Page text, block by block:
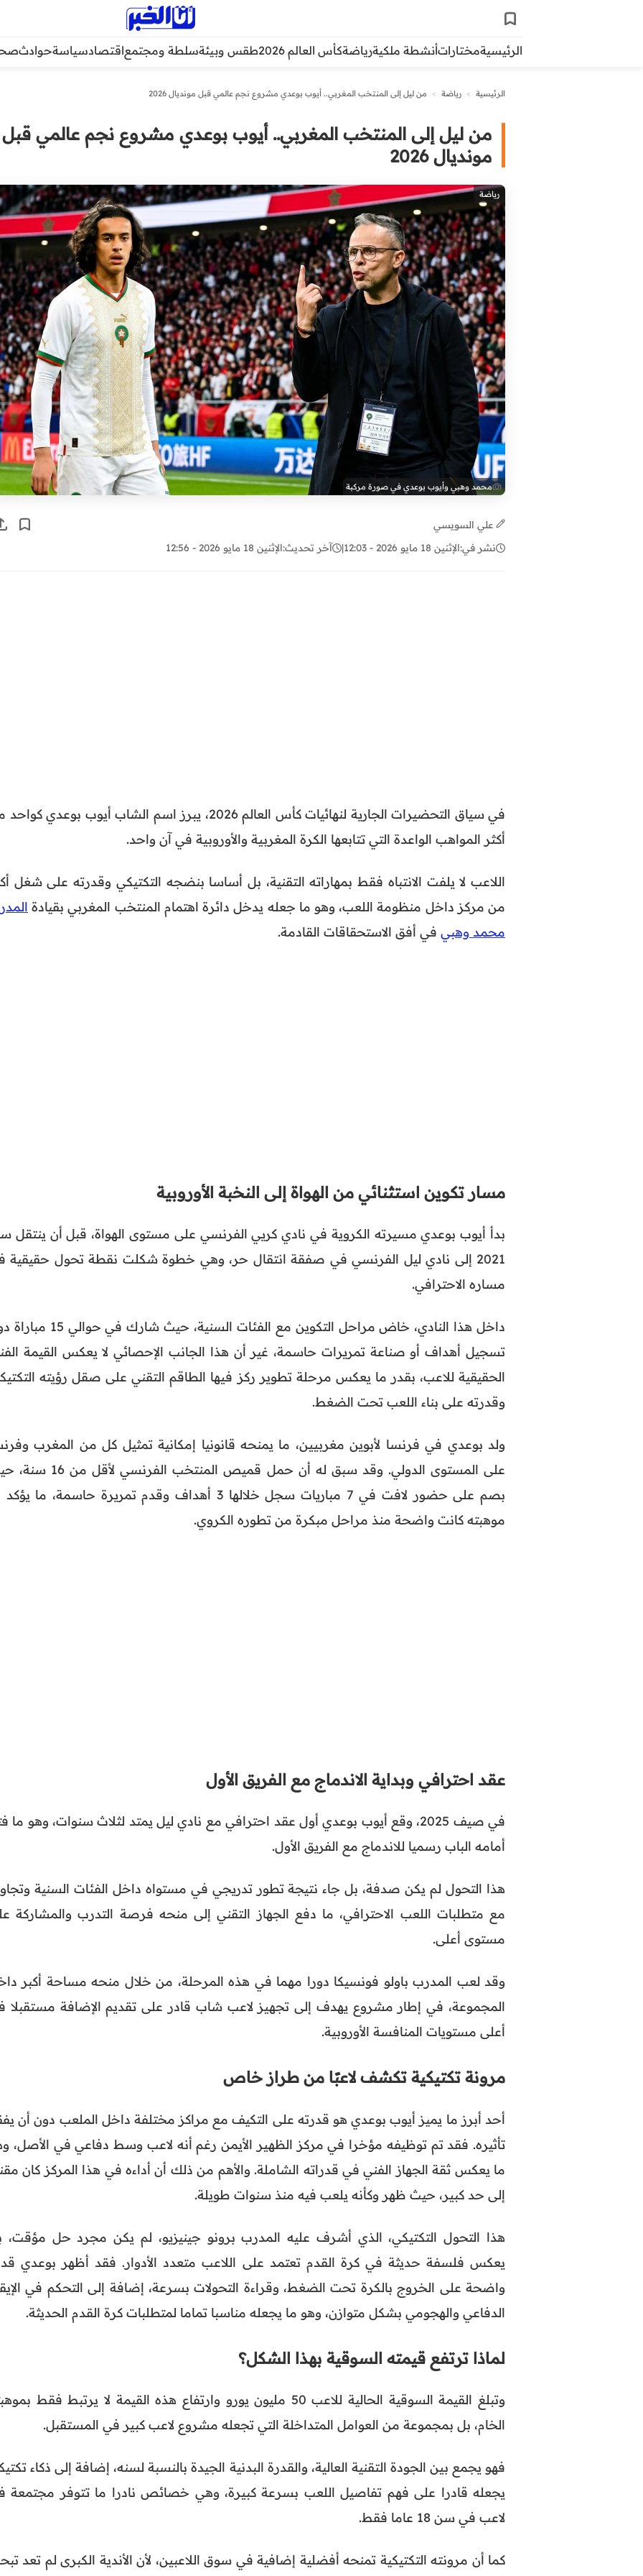
الرئيسيةمختاراتأنشطة ملكيةرياضةكأس العالم 2026 طقس وبيئةسلطة ومجتمعاقتصادسياسةحوادث
الرئيسية > رياضة > من ليل إلى المنتخب المغربي.. أيوب بوعدي مشروع نجم عالمي قبل مونديال 2026
من ليل إلى المنتخب المغربي.. أيوب بوعدي مشروع نجم عالمي قبل
مونديال 2026
رياضة
محمد وهبي وأيوب بوعدي في صورة مركبة
علي السويسي
نشر في:الإثنين 18 مايو 2026 - 12:03 | آخر تحديث:الإثنين 18 مايو 2026 - 12:56
في سياق التحضيرات الجارية لنهائيات كأس العالم 2026، يبرز اسم الشاب أيوب بوعدي
أكثر المواهب الواعدة التي تتابعها الكرة المغربية والأوروبية في آن واحد.
اللاعب لا يلفت الانتباه فقط بمهاراته التقنية، بل أساسا بنضجه التكتيكي وقدرته على شغل
من مركز داخل منظومة اللعب، وهو ما جعله يدخل دائرة اهتمام المنتخب المغربي بقيادة
محمد وهبي في أفق الاستحقاقات القادمة.
مسار تكوين استثنائي من الهواة إلى النخبة الأوروبية
بدأ أيوب بوعدي مسيرته الكروية في نادي كريي الفرنسي على مستوى الهواة، قبل أن ينتقل
2021 إلى نادي ليل الفرنسي في صفقة انتقال حر، وهي خطوة شكلت نقطة تحول حقيقية
مساره الاحترافي.
داخل هذا النادي، خاض مراحل التكوين مع الفئات السنية، حيث شارك
تسجيل أهداف أو صناعة تمريرات حاسمة، غير أن هذا الجانب الإحصائي لا يعكس القيمة
الحقيقية للاعب، بقدر ما يعكس مرحلة تطوير ركز فيها الطاقم التقني على صقل رؤيته
وقدرته على بناء اللعب تحت الضغط.
ولد بوعدي في فرنسا لأبوين مغربيين، ما يمنحه قانونيا إمكانية تمثيل كل من المغرب
على المستوى الدولي. وقد سبق له أن حمل قميص المنتخب الفرنسي
بصم على حضور لافت في 7 مباريات سجل خلالها 3 أهداف وقدم تمريرة حاسمة، ما
موهبته كانت واضحة منذ مراحل مبكرة من تطوره الكروي.
عقد احترافي وبداية الاندماج مع الفريق الأول
في صيف 2025، وقع أيوب بوعدي أول عقد احترافي مع نادي ليل يمتد لثلاث سنوات، وهو ما
أمامه الباب رسميا للاندماج مع الفريق الأول.
هذا التحول لم يكن صدفة، بل جاء نتيجة تطور تدريجي في مستواه داخل الفئات السنية
مع متطلبات اللعب الاحترافي، ما دفع الجهاز التقني إلى منحه فرصة التدرب والمشاركة
مستوى أعلى.
وقد لعب المدرب باولو فونسيكا دورا مهما في هذه المرحلة، من خلال منحه مساحة أكبر
المجموعة، في إطار مشروع يهدف إلى تجهيز لاعب شاب قادر على تقديم الإضافة مستقبلا
أعلى مستويات المنافسة الأوروبية.
مرونة تكتيكية تكشف لاعبًا من طراز خاص
أحد أبرز ما يميز أيوب بوعدي هو قدرته على التكيف مع مراكز مختلفة داخل الملعب دون أن
تأثيره. فقد تم توظيفه مؤخرا في مركز الظهير الأيمن رغم أنه لاعب وسط دفاعي في الأصل،
ما يعكس ثقة الجهاز الفني في قدراته الشاملة. والأهم من ذلك أن أداءه في هذا المركز كان
إلى حد كبير، حيث ظهر وكأنه يلعب فيه منذ سنوات طويلة.
هذا التحول التكتيكي، الذي أشرف عليه المدرب برونو جينيزيو، لم يكن مجرد حل مؤقت،
يعكس فلسفة حديثة في كرة القدم تعتمد على اللاعب متعدد الأدوار. فقد أظهر بوعدي
واضحة على الخروج بالكرة تحت الضغط، وقراءة التحولات بسرعة، إضافة إلى التحكم في
الدفاعي والهجومي بشكل متوازن، وهو ما يجعله مناسبا تماما لمتطلبات كرة القدم الحديثة.
لماذا ترتفع قيمته السوقية بهذا الشكل؟
وتبلغ القيمة السوقية الحالية للاعب 50 مليون يورو وارتفاع هذه القيمة لا يرتبط فقط
الخام، بل بمجموعة من العوامل المتداخلة التي تجعله مشروع لاعب كبير في المستقبل.
فهو يجمع بين الجودة التقنية العالية، والقدرة البدنية الجيدة بالنسبة لسنه، إضافة إلى ذكاء
يجعله قادرا على فهم تفاصيل اللعب بسرعة كبيرة، وهي خصائص نادرا ما تتوفر مجتمعة
لاعب في سن 18 عاما فقط.
كما أن مرونته التكتيكية تمنحه أفضلية إضافية في سوق اللاعبين، لأن الأندية الكبرى لم تعد